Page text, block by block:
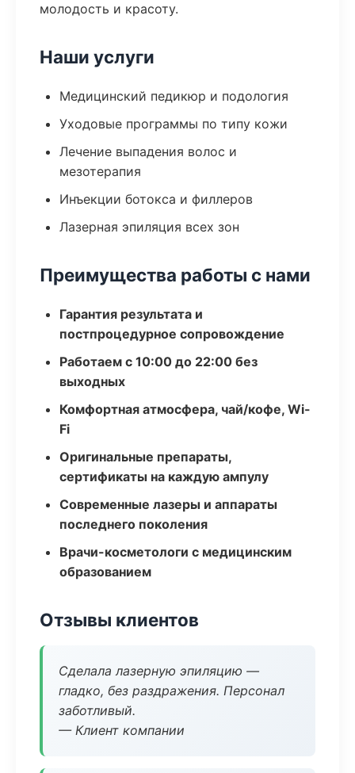
молодость и красоту.
Наши услуги
Медицинский педикюр и подология
Уходовые программы по типу кожи
Лечение выпадения волос и
мезотерапия
Инъекции ботокса и филлеров
Лазерная эпиляция всех зон
Преимущества работы с нами
Гарантия результата и
постпроцедурное сопровождение
Работаем с 10:00 до 22:00 без
выходных
Комфортная атмосфера, чай/кофе, Wi-
Fi
Оригинальные препараты,
сертификаты на каждую ампулу
Современные лазеры и аппараты
последнего поколения
Врачи-косметологи с медицинским
образованием
Отзывы клиентов
Сделала лазерную эпиляцию —
гладко, без раздражения. Персонал
заботливый.
— Клиент компании